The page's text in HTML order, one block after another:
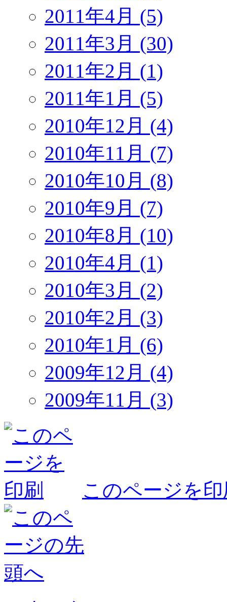
2011年4月 (5)
2011年3月 (30)
2011年2月 (1)
2011年1月 (5)
2010年12月 (4)
2010年11月 (7)
2010年10月 (8)
2010年9月 (7)
2010年8月 (10)
2010年4月 (1)
2010年3月 (2)
2010年2月 (3)
2010年1月 (6)
2009年12月 (4)
2009年11月 (3)
このページを